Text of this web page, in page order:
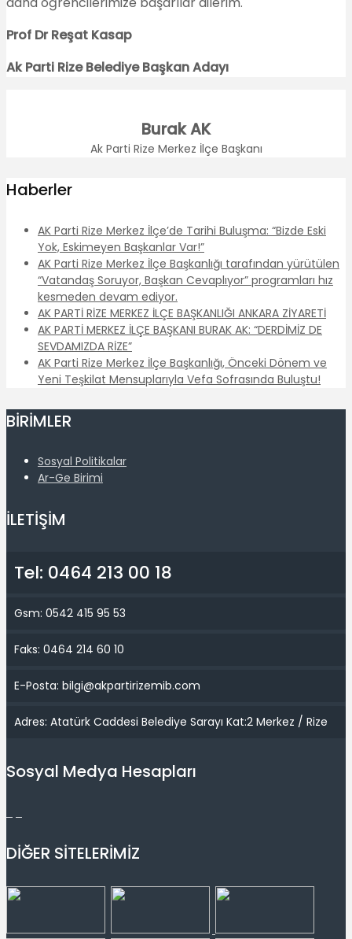
Prof Dr Reşat Kasap
Ak Parti Rize Belediye Başkan Adayı
Burak AK
Ak Parti Rize Merkez İlçe Başkanı
Haberler
AK Parti Rize Merkez İlçe’de Tarihi Buluşma: “Bizde Eski
Yok, Eskimeyen Başkanlar Var!”
AK Parti Rize Merkez İlçe Başkanlığı tarafından yürütülen
“Vatandaş Soruyor, Başkan Cevaplıyor” programları hız
kesmeden devam ediyor.
AK PARTİ RİZE MERKEZ İLÇE BAŞKANLIĞI ANKARA ZİYARETİ
AK PARTİ MERKEZ İLÇE BAŞKANI BURAK AK: “DERDİMİZ DE
SEVDAMIZDA RİZE”
AK Parti Rize Merkez İlçe Başkanlığı, Önceki Dönem ve
Yeni Teşkilat Mensuplarıyla Vefa Sofrasında Buluştu!
BİRİMLER
Sosyal Politikalar
Ar-Ge Birimi
İLETİŞİM
Tel: 0464 213 00 18
Gsm: 0542 415 95 53
Faks: 0464 214 60 10
E-Posta: bilgi@akpartirizemib.com
Adres: Atatürk Caddesi Belediye Sarayı Kat:2 Merkez / Rize
Sosyal Medya Hesapları
DİĞER SİTELERİMİZ